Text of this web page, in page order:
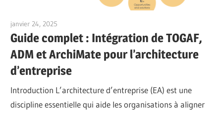
janvier 24, 2025
Guide complet : Intégration de TOGAF,
ADM et ArchiMate pour l’architecture
d’entreprise
Introduction L’architecture d’entreprise (EA) est une
discipline essentielle qui aide les organisations à aligner